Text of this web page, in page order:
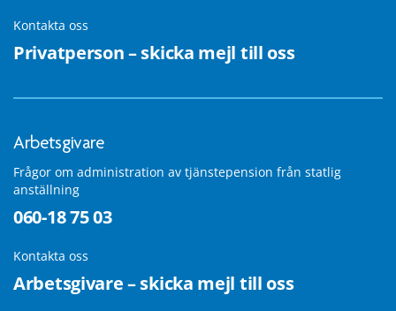
Kontakta oss
Privatperson – skicka mejl till oss
Arbetsgivare
Frågor om administration av tjänstepension från statlig
anställning
060-18 75 03
Kontakta oss
Arbetsgivare – skicka mejl till oss